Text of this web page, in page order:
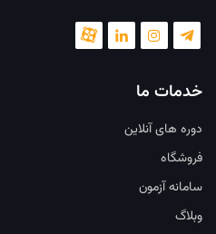
خدمات ما
دوره های آنلاین
فروشگاه
سامانه آزمون
وبلاگ